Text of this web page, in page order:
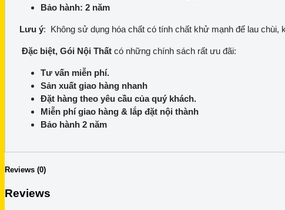
Bảo hành: 2 năm
Lưu ý: Không sử dụng hóa chất có tính chất khử mạnh để lau
Đặc biệt, Gói Nội Thất có những chính sách rất ưu đãi:
Tư vấn miễn phí.
Sản xuất giao hàng nhanh
Đặt hàng theo yêu cầu của quý khách.
Miễn phí giao hàng & lắp đặt nội thành
Bảo hành 2 năm
Reviews (0)
Reviews